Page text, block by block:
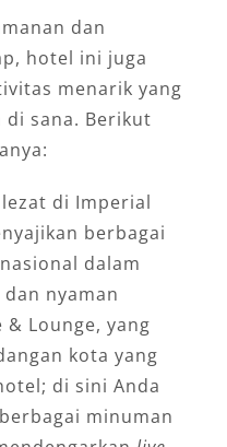
dan
hotel ini juga
menarik yang
di sana. Berikut
di Imperial
berbagai
dalam
nyaman
& Lounge, yang
kota yang
di sini Anda
minuman